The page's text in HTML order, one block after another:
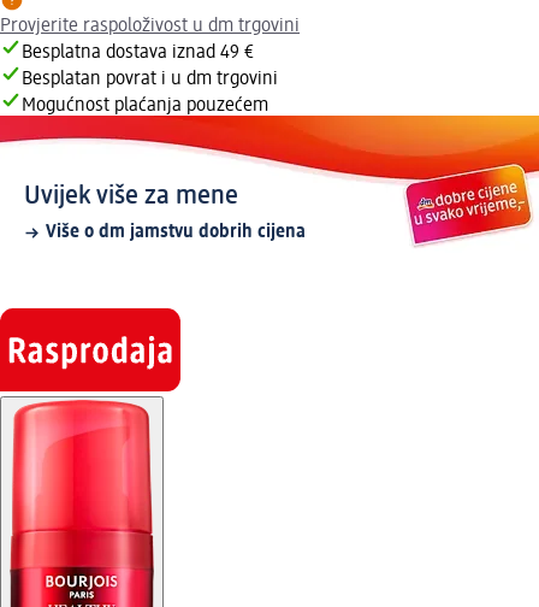
Provjerite raspoloživost u dm trgovini
Besplatna dostava iznad 49 €
Besplatan povrat i u dm trgovini
Mogućnost plaćanja pouzećem
Uvijek više za mene
Više o dm jamstvu dobrih cijena